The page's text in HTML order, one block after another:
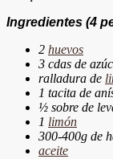
Ingredientes (4
2 huevos
3 cdas de
ralladura de
1 tacita de
½ sobre de
1 limón
300-400g de
aceite